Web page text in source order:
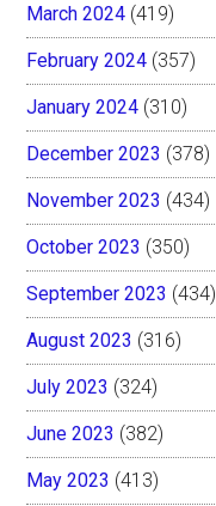
March 2024 (419)
February 2024 (357)
January 2024 (310)
December 2023 (378)
November 2023 (434)
October 2023 (350)
September 2023 (434)
August 2023 (316)
July 2023 (324)
June 2023 (382)
May 2023 (413)